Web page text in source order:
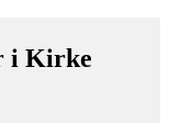
i Kirke